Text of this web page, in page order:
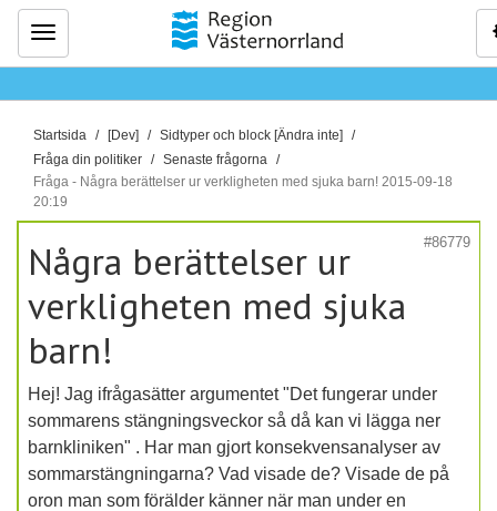
Meny
D
u
ä
r
h
ä
r
:
Startsida [Dev]
Sidtyper och block [Ändra inte]
Fråga din politiker
Senaste frågorna
Fråga - Några berättelser ur verkligheten med sjuka barn! 2015-09-18
20:19
#86779
Några berättelser ur
verkligheten med sjuka
barn!
Hej! Jag ifrågasätter argumentet "Det fungerar under
sommarens stängningsveckor så då kan vi lägga ner
barnkliniken" . Har man gjort konsekvensanalyser av
sommarstängningarna? Vad visade de? Visade de på
oron man som förälder känner när man under en